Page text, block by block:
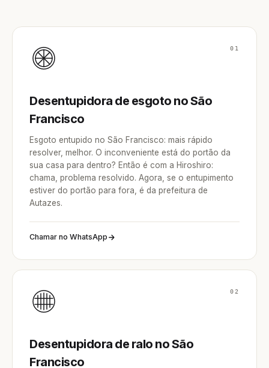
01
Desentupidora de esgoto no São
Francisco
Esgoto entupido no São Francisco: mais rápido
resolver, melhor. O inconveniente está do portão da
sua casa para dentro? Então é com a Hiroshiro:
chama, problema resolvido. Agora, se o entupimento
estiver do portão para fora, é da prefeitura de
Autazes.
Chamar no WhatsApp
02
Desentupidora de ralo no São
Francisco